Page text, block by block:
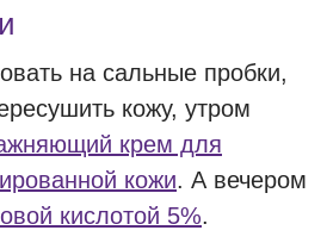
на сальные пробки,
кожу, утром
крем для
кожи. А вечером
кислотой 5%.